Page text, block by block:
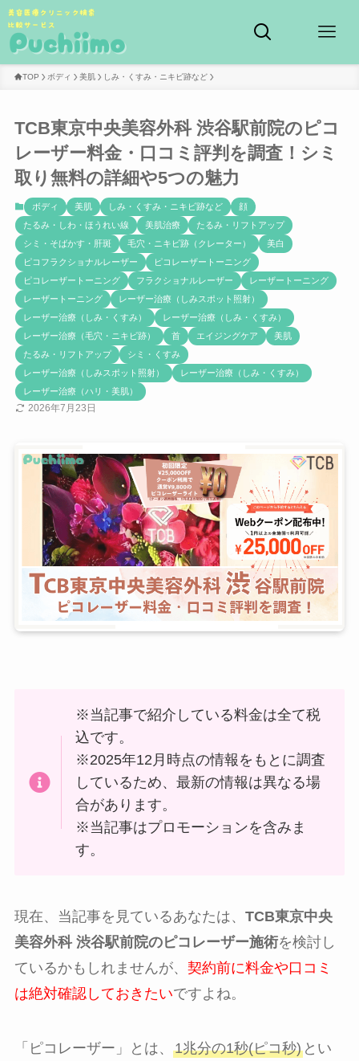
TOP ボディ 美肌 しみ・くすみ・ニキビ跡など
TCB東京中央美容外科 渋谷駅前院のピコ
レーザー料金・口コミ評判を調査！シミ
取り無料の詳細や5つの魅力
ボディ 美肌 しみ・くすみ・ニキビ跡など
顔
たるみ・しわ・ほうれい線
美肌治療
たるみ・リフトアップ
シミ・そばかす・肝斑
毛穴・ニキビ跡（クレーター）
美白
ピコフラクショナルレーザー
ピコレーザートーニング
ピコレーザートーニング
フラクショナルレーザー
レーザートーニング
レーザートーニング
レーザー治療（しみスポット照射）
レーザー治療（しみ・くすみ）
レーザー治療（しみ・くすみ）
レーザー治療（毛穴・ニキビ跡）
首 エイジングケア
美肌
たるみ・リフトアップ
シミ・くすみ
レーザー治療（しみスポット照射）
レーザー治療（しみ・くすみ）
レーザー治療（ハリ・美肌）
2026年7月23日
※当記事で紹介している料金は全て税
込です。
※2025年12月時点の情報をもとに調査
しているため、最新の情報は異なる場
合があります。
※当記事はプロモーションを含みま
す。
現在、当記事を見ているあなたは、 TCB東京中央
美容外科 渋谷駅前院のピコレーザー施術を検討し
ているかもしれませんが、 契約前に料金や口コミ
は絶対確認しておきたいですよね。
「ピコレーザー」とは、 1兆分の1秒(ピコ秒)とい